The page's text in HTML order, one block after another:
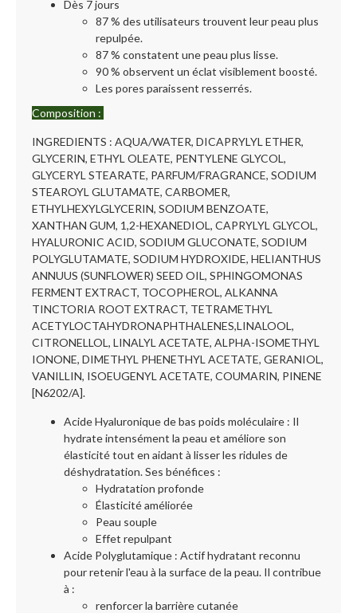
Dès 7 jours
87 % des utilisateurs trouvent leur peau plus
repulpée.
87 % constatent une peau plus lisse.
90 % observent un éclat visiblement boosté.
Les pores paraissent resserrés.
Composition :
INGREDIENTS : AQUA/WATER, DICAPRYLYL ETHER,
GLYCERIN, ETHYL OLEATE, PENTYLENE GLYCOL,
GLYCERYL STEARATE, PARFUM/FRAGRANCE, SODIUM
STEAROYL GLUTAMATE, CARBOMER,
ETHYLHEXYLGLYCERIN, SODIUM BENZOATE,
XANTHAN GUM, 1,2-HEXANEDIOL, CAPRYLYL GLYCOL,
HYALURONIC ACID, SODIUM GLUCONATE, SODIUM
POLYGLUTAMATE, SODIUM HYDROXIDE, HELIANTHUS
ANNUUS (SUNFLOWER) SEED OIL, SPHINGOMONAS
FERMENT EXTRACT, TOCOPHEROL, ALKANNA
TINCTORIA ROOT EXTRACT, TETRAMETHYL
ACETYLOCTAHYDRONAPHTHALENES,LINALOOL,
CITRONELLOL, LINALYL ACETATE, ALPHA-ISOMETHYL
IONONE, DIMETHYL PHENETHYL ACETATE, GERANIOL,
VANILLIN, ISOEUGENYL ACETATE, COUMARIN, PINENE
[N6202/A].
Acide Hyaluronique de bas poids moléculaire : Il
hydrate intensément la peau et améliore son
élasticité tout en aidant à lisser les ridules de
déshydratation. Ses bénéfices :
Hydratation profonde
Élasticité améliorée
Peau souple
Effet repulpant
Acide Polyglutamique : Actif hydratant reconnu
pour retenir l'eau à la surface de la peau. Il contribue
à :
renforcer la barrière cutanée